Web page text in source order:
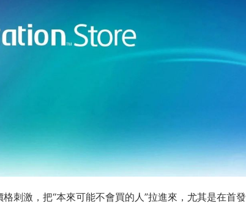
刺激，把“本來可能不會買的人”拉進來，尤其是在首發